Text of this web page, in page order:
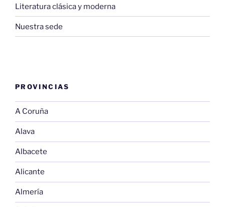
Literatura clásica y moderna
Nuestra sede
PROVINCIAS
A Coruña
Alava
Albacete
Alicante
Almería